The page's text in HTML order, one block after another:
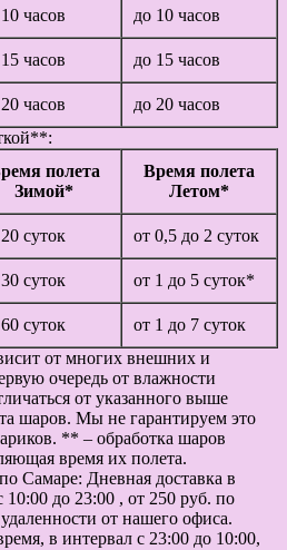
часов до 10 часов
часов до 15 часов
часов
до 20 часов
полета
Зимой*
Время полета
Летом*
суток от 0,5 до 2 суток
суток от 1 до 5 суток*
суток
от 1 до 7 суток
от многих внешних и
очередь от влажности
от указанного выше
шаров. Мы не гарантируем это
** – обработка шаров
время их полета.
Самаре: Дневная доставка в
до 23:00 , от 250 руб. по
от нашего офиса.
в интервал с 23:00 до 10:00,